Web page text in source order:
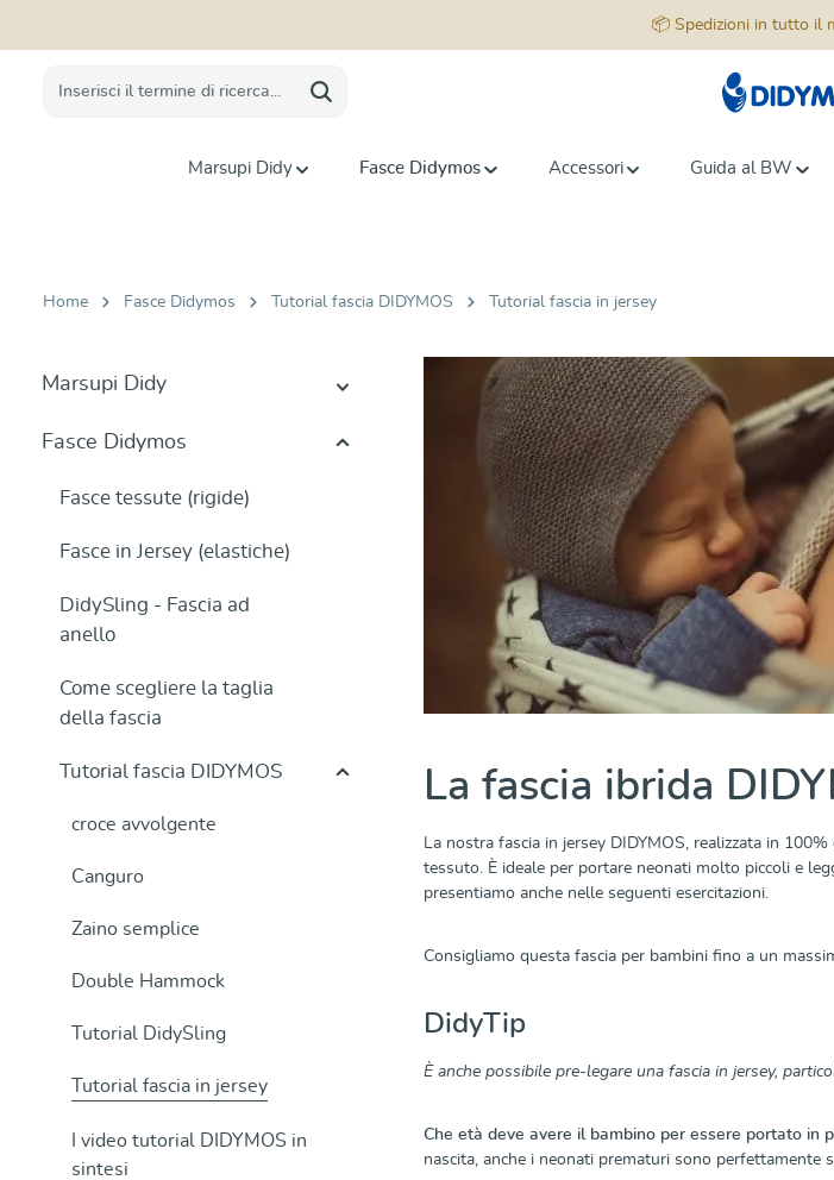
📦 Spedizioni in tutto il
Marsupi Didy Fasce Didymos Accessori Guida al BW
Home Fasce Didymos Tutorial fascia DIDYMOS Tutorial fascia in jersey
Marsupi Didy
Fasce Didymos
Fasce tessute (rigide)
Fasce in Jersey (elastiche)
DidySling - Fascia ad
anello
Come scegliere la taglia
della fascia
Tutorial fascia DIDYMOS
croce avvolgente
Canguro
Zaino semplice
Double Hammock
Tutorial DidySling
Tutorial fascia in jersey
I video tutorial DIDYMOS in
sintesi
La fascia ibrida
La nostra fascia in jersey DIDYMOS, realizzata in
tessuto. È ideale per portare neonati molto piccoli e
presentiamo anche nelle seguenti esercitazioni.
Consigliamo questa fascia per bambini fino a un
DidyTip
È anche possibile pre-legare una fascia in jersey,
Che età deve avere il bambino per essere portato in
nascita, anche i neonati prematuri sono